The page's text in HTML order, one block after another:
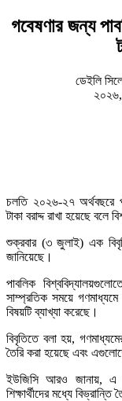
গবেষণার জন্য
ডেইলি
চলতি ২০২৬-২৭ অর্থবছরে
টাকা বরাদ্দ রাখা হয়েছে বলে
শুক্রবার (৩ জুলাই) এক
জানিয়েছে।
পাবলিক
সাম্প্রতিক সময়ে
বিষয়টি ব্যাখ্যা করেছে।
বিবৃতিতে বলা হয়,
তৈরি করা হয়েছে এবং
ইউজিসি আরও জানায়, এ
শিক্ষার্থীদের মধ্যে বিভ্রান্তি